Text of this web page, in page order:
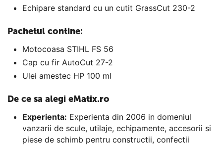
Echipare standard cu un cutit GrassCut 230-2
Pachetul contine:
Motocoasa STIHL FS 56
Cap cu fir AutoCut 27-2
Ulei amestec HP 100 ml
De ce sa alegi eMatix.ro
Experienta: Experienta din 2006 in domeniul
vanzarii de scule, utilaje, echipamente, accesorii si
piese de schimb pentru constructii, confectii